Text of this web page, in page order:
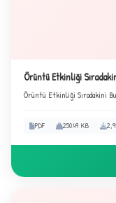
C
Örüntü Etkinliği
Örüntü Etkinliği Sıradakini
PDF 250.49 KB